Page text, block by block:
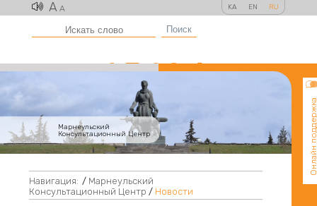
A A KA EN RU
Поиск
Марнеульский
Консультационный Центр
Онлайн
Навигация: / Марнеульский
Консультационный Центр / Новости